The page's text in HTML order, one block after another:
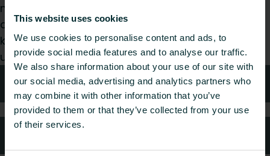
This website uses cookies
We use cookies to personalise content and ads, to
provide social media features and to analyse our traffic.
We also share information about your use of our site with
our social media, advertising and analytics partners who
may combine it with other information that you’ve
provided to them or that they’ve collected from your use
of their services.
montuotojas, architektas, projektuotojas,
didmenininkas ar galutinis vartotojas, pasirinkite
kategoriją ir mes mielai išnagrinėsime jūsų
užklausą.
Kontaktai